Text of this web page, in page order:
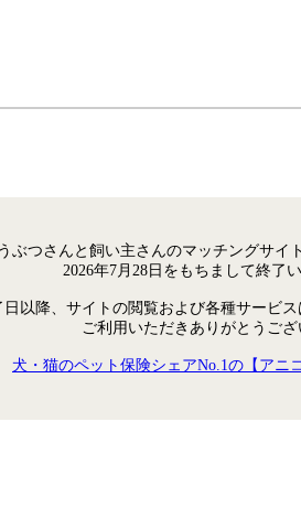
ぶつさんと飼い主さんのマッチングサイ
2026年7月28日をもちまして終了
日以降、サイトの閲覧および各種サービ
ご利用いただきありがとうござ
犬・猫のペット保険シェアNo.1の【アニ